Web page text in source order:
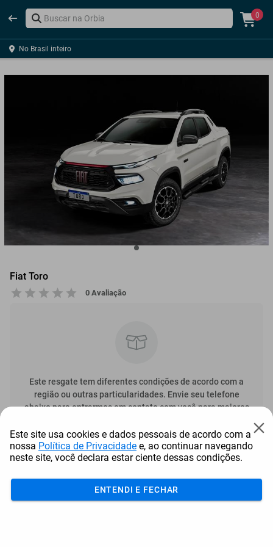
0
No Brasil inteiro
Fiat Toro
0 Avaliação
Este resgate tem diferentes condições de acordo com a
região ou outras particularidades. Envie seu telefone
abaixo para entrarmos em contato com você para maiores
Enviar
Este site usa cookies e dados pessoais de acordo com a
nossa Política de Privacidade e, ao continuar navegando
neste site, você declara estar ciente dessas condições.
ENTENDI E FECHAR